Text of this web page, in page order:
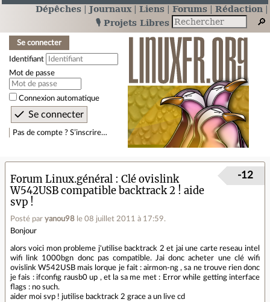
Dépêches Journaux Liens Forums
Rédaction
🎙️ Projets Libres
Se connecter
Identifiant
Mot de passe
Connexion automatique
Pas de compte ? S’inscrire…
Forum Linux.général
Clé ovislink
W542USB compatible backtrack 2 ! aide
svp !
Posté par yanou98 le 08 juillet 2011 à 17:59.
-12
Bonjour
alors voici mon probleme j'utilise backtrack 2 et jai une carte reseau intel
wifi link 1000bgn donc pas compatible. Jai donc acheter une clé wifi
ovislink W542USB mais lorque je fait : airmon-ng , sa ne trouve rien donc
je fais : ifconfig rausb0 up , et la sa me met : Error while getting interface
flags : no such.
aider moi svp ! jutilise backtrack 2 grace a un live cd